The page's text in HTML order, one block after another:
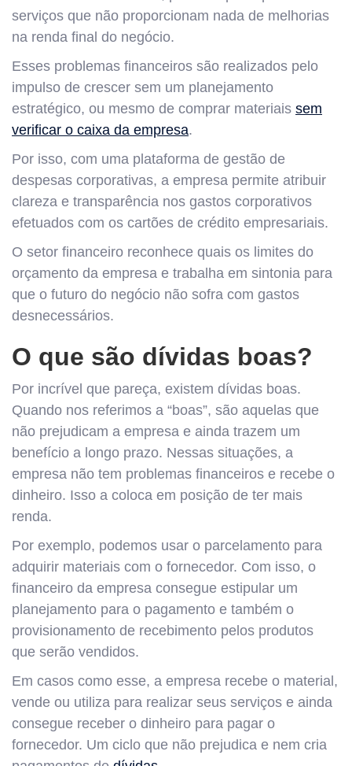
serviços que não proporcionam nada de melhorias
na renda final do negócio.
Esses problemas financeiros são realizados pelo
impulso de crescer sem um planejamento
estratégico, ou mesmo de comprar materiais sem
verificar o caixa da empresa.
Por isso, com uma plataforma de gestão de
despesas corporativas, a empresa permite atribuir
clareza e transparência nos gastos corporativos
efetuados com os cartões de crédito empresariais.
O setor financeiro reconhece quais os limites do
orçamento da empresa e trabalha em sintonia para
que o futuro do negócio não sofra com gastos
desnecessários.
O que são dívidas boas?
Por incrível que pareça, existem dívidas boas.
Quando nos referimos a “boas”, são aquelas que
não prejudicam a empresa e ainda trazem um
benefício a longo prazo. Nessas situações, a
empresa não tem problemas financeiros e recebe o
dinheiro. Isso a coloca em posição de ter mais
renda.
Por exemplo, podemos usar o parcelamento para
adquirir materiais com o fornecedor. Com isso, o
financeiro da empresa consegue estipular um
planejamento para o pagamento e também o
provisionamento de recebimento pelos produtos
que serão vendidos.
Em casos como esse, a empresa recebe o material,
vende ou utiliza para realizar seus serviços e ainda
consegue receber o dinheiro para pagar o
fornecedor. Um ciclo que não prejudica e nem cria